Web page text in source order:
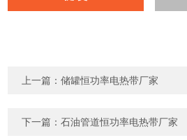
上一篇：储罐恒功率电热带厂家
下一篇：石油管道恒功率电热带厂家